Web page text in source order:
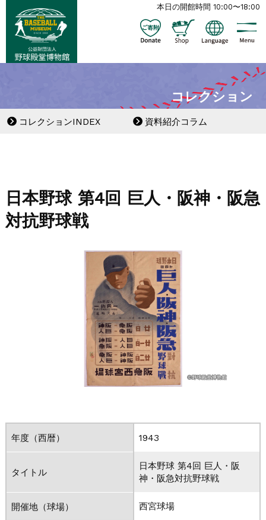
本日の開館時間 10:00〜18:00
コレクション
コレクションINDEX 資料紹介コラム
日本野球 第4回 巨人・阪神・阪急
対抗野球戦
年度（西暦） 1943
タイトル
日本野球 第4回 巨人・阪
神・阪急対抗野球戦
開催地（球場） 西宮球場